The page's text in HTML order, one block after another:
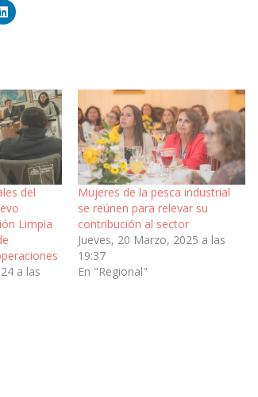
del
Limpia
a las
Mujeres de la pesca industrial
se reúnen para relevar su
contribución al sector
Jueves, 20 Marzo, 2025 a las
19:37
En "Regional"